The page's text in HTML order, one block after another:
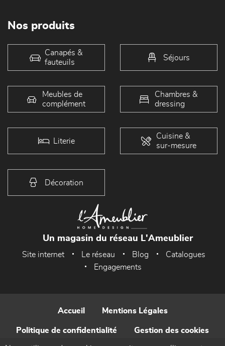
Nos produits
Canapés &
fauteuils
Séjours
Meubles de
complément
Chambres &
dressing
Literie
Cuisine &
sur-mesure
Décoration
Un magasin du réseau L'Ameublier
Site internet Le réseau Blog
Catalogues
Engagements
Accueil Mentions Légales
Politique de confidentialité Gestion des cookies